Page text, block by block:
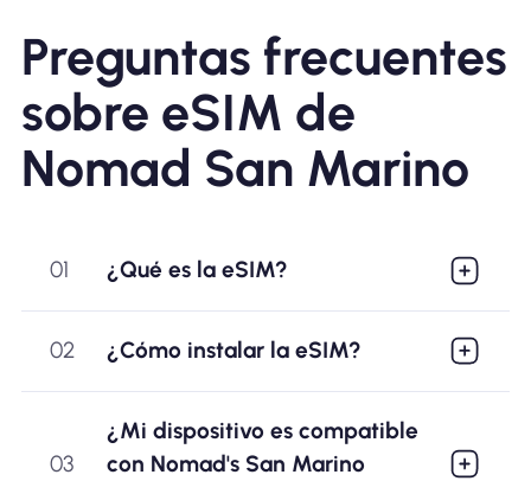
Preguntas frecuentes
sobre eSIM de
Nomad San Marino
01 ¿Qué es la eSIM?
02 ¿Cómo instalar la eSIM?
03
¿Mi dispositivo es compatible
con Nomad's San Marino